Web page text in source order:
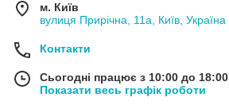
м. Київ
вулиця Прирічна, 11а, Київ, Україна
Контакти
Сьогодні працює з 10:00 до 18:00
Показати весь графік роботи